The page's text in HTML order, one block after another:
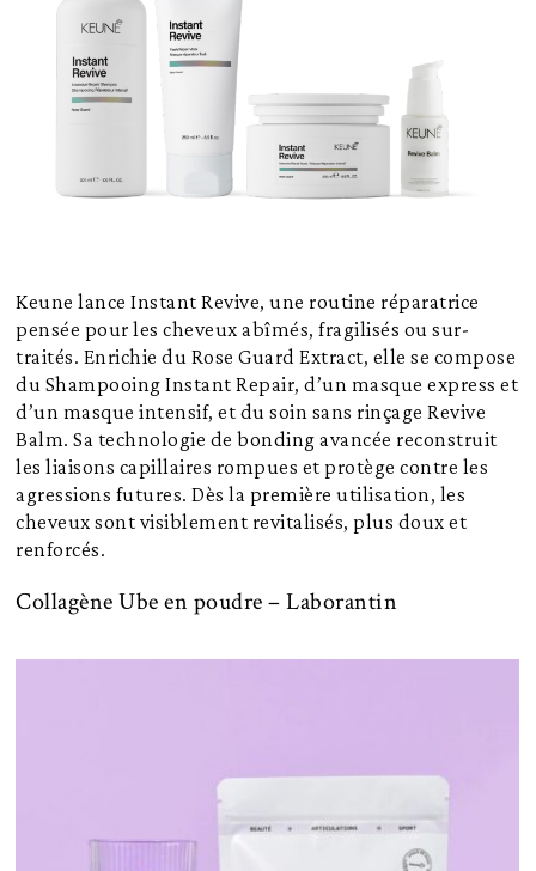
Keune lance Instant Revive, une routine réparatrice
pensée pour les cheveux abîmés, fragilisés ou sur-
traités. Enrichie du Rose Guard Extract, elle se compose
du Shampooing Instant Repair, d’un masque express et
d’un masque intensif, et du soin sans rinçage Revive
Balm. Sa technologie de bonding avancée reconstruit
les liaisons capillaires rompues et protège contre les
agressions futures. Dès la première utilisation, les
cheveux sont visiblement revitalisés, plus doux et
renforcés.
Collagène Ube en poudre – Laborantin